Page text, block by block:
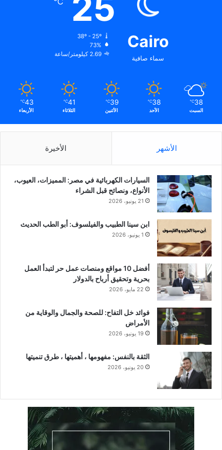
Cairo
سماء صافية
38º - 25º
73%
2.69 كيلومتر/ساعة
38
℃
السبت
38
℃
الأحد
39
℃
الأثنين
41
℃
الثلاثاء
43
℃
الأربعاء
الأشهر الأخيرة
السيارات الكهربائية في مصر: المميزات، العيوب،
الأنواع، ونصائح قبل الشراء
21 يونيو، 2026
ابن سينا الطبيب والفيلسوف: أبو الطب الحديث
1 يونيو، 2026
أفضل 10 مواقع ومنصات عمل حر لتبدأ العمل
بحرية وتحقيق أرباح بالدولار
22 مايو، 2026
فوائد خل التفاح: للصحة والجمال والوقاية من
الأمراض
19 يونيو، 2026
الثقة بالنفس: مفهومها ، أهميتها ، طرق تنميتها
20 يونيو، 2026